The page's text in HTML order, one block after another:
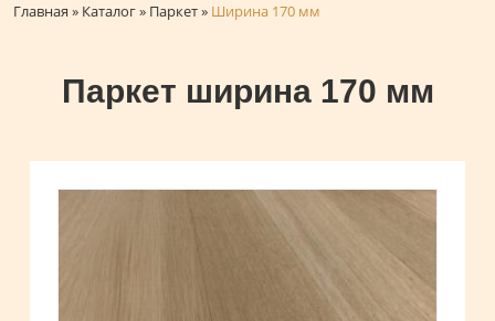
Главная » Каталог» Паркет» Ширина 170 мм
Паркет ширина 170 мм